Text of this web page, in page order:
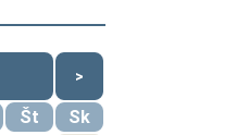
>
Št
Sk